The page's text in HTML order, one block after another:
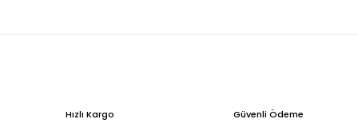
Hızlı Kargo Güvenli Ödeme